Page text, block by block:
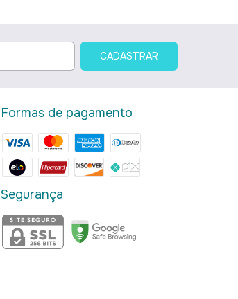
Formas de pagamento
Segurança